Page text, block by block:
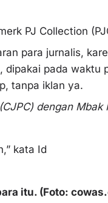
PJ Collection
para jurnalis,
dipakai pada waktu
tanpa iklan ya.
dengan
kata Id
itu.​ (Foto: